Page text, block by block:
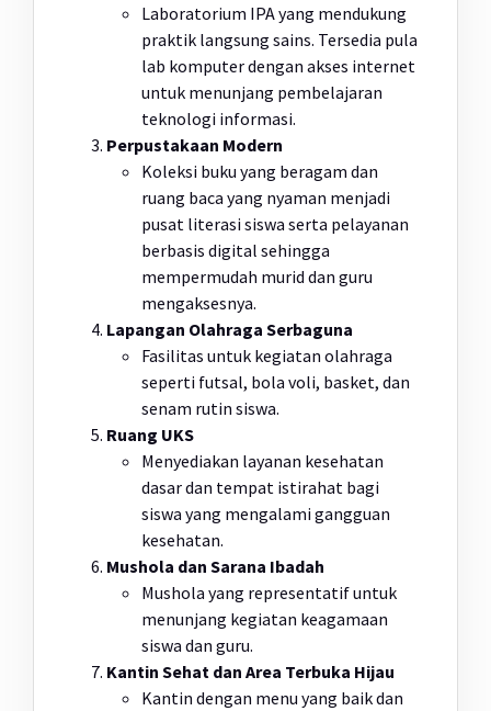
Laboratorium IPA yang mendukung
praktik langsung sains. Tersedia pula
lab komputer dengan akses internet
untuk menunjang pembelajaran
teknologi informasi.
Perpustakaan Modern
Koleksi buku yang beragam dan
ruang baca yang nyaman menjadi
pusat literasi siswa serta pelayanan
berbasis digital sehingga
mempermudah murid dan guru
mengaksesnya.
Lapangan Olahraga Serbaguna
Fasilitas untuk kegiatan olahraga
seperti futsal, bola voli, basket, dan
senam rutin siswa.
Ruang UKS
Menyediakan layanan kesehatan
dasar dan tempat istirahat bagi
siswa yang mengalami gangguan
kesehatan.
Mushola dan Sarana Ibadah
Mushola yang representatif untuk
menunjang kegiatan keagamaan
siswa dan guru.
Kantin Sehat dan Area Terbuka Hijau
Kantin dengan menu yang baik dan